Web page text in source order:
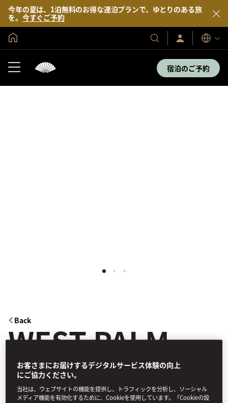
今年の夏は、1泊無料のお得な連泊プランで、ゆとりのある旅
を。 今すぐご予約
当
社
サ
イ
ン
／
表
示
言
語
宿泊のご予約
Back
WEST PALM
BEACH
お客さまにお届けするデジタルサービス体験の向上
にご協力ください。
当社は、ウェブサイトの機能を提供し、トラフィックを分析し、ソーシャル
メディア機能を有効化するために、Cookieを使用しています。「Cookieの設